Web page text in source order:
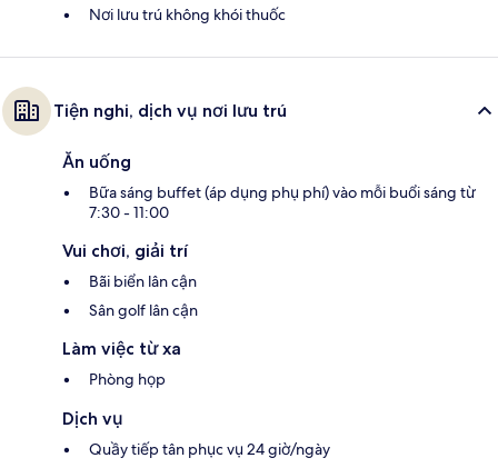
Nơi lưu trú không khói thuốc
Tiện nghi, dịch vụ nơi lưu trú
Ăn uống
Bữa sáng buffet (áp dụng phụ phí) vào mỗi buổi sáng từ
7:30 - 11:00
Vui chơi, giải trí
Bãi biển lân cận
Sân golf lân cận
Làm việc từ xa
Phòng họp
Dịch vụ
Quầy tiếp tân phục vụ 24 giờ/ngày